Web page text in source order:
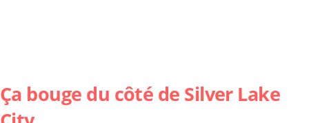
Ça bouge du côté de Silver Lake